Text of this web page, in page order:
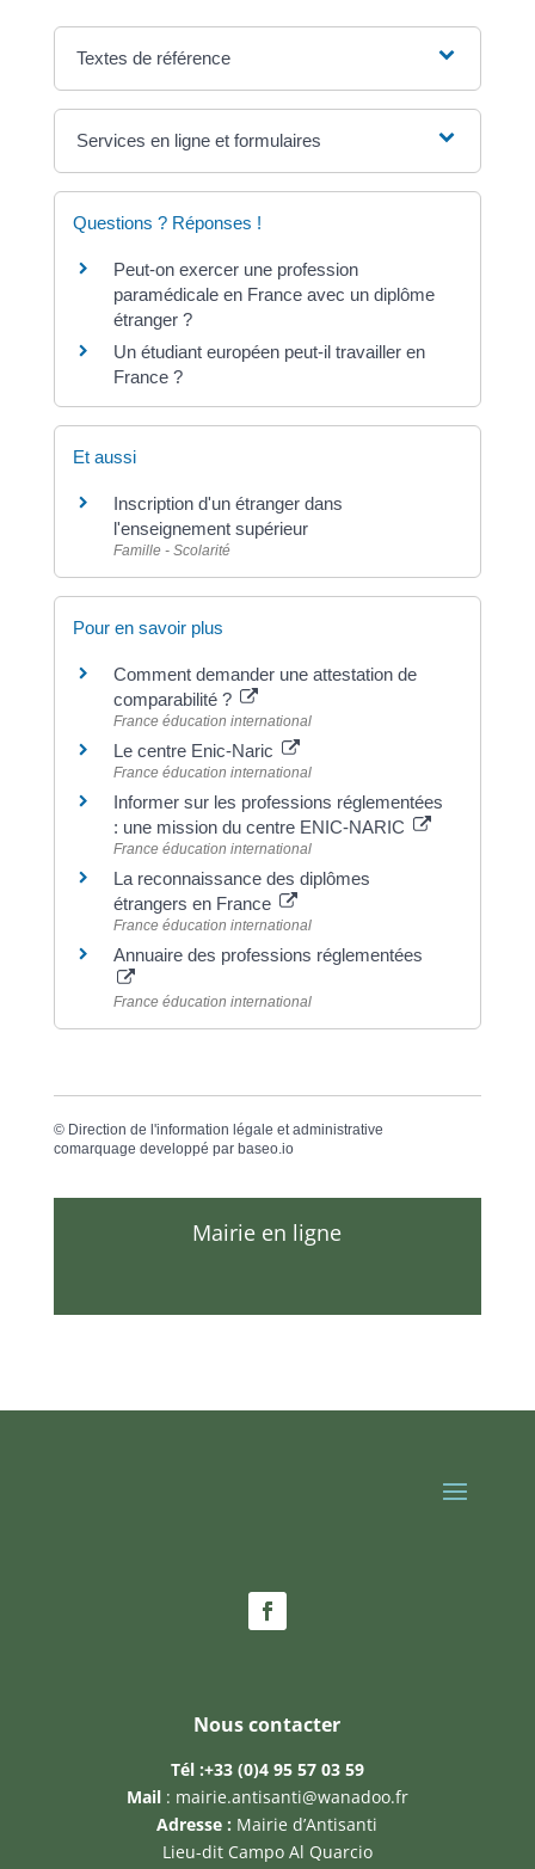
Textes de référence
Services en ligne et formulaires
Questions ? Réponses !
Peut-on exercer une profession
paramédicale en France avec un diplôme
étranger ?
Un étudiant européen peut-il travailler en
France ?
Et aussi
Inscription d'un étranger dans
l'enseignement supérieur
Famille - Scolarité
Pour en savoir plus
Comment demander une attestation de
comparabilité ?
France éducation international
Le centre Enic-Naric
France éducation international
Informer sur les professions réglementées
: une mission du centre ENIC-NARIC
France éducation international
La reconnaissance des diplômes
étrangers en France
France éducation international
Annuaire des professions réglementées
France éducation international
© Direction de l'information légale et administrative
comarquage developpé par baseo.io
Mairie en ligne
Nous contacter
Tél :+33 (0)4 95 57 03 59
Mail: mairie.antisanti@wanadoo.fr
Adresse : Mairie d’Antisanti
Lieu-dit Campo Al Quarcio